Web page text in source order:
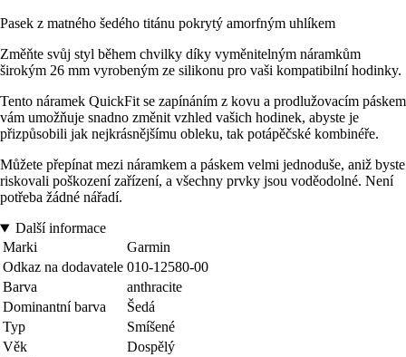
Pasek z matného šedého titánu pokrytý amorfným uhlíkem
Změňte svůj styl během chvilky díky vyměnitelným náramkům
širokým 26 mm vyrobeným ze silikonu pro vaši kompatibilní hodinky.
Tento náramek QuickFit se zapínáním z kovu a prodlužovacím páskem
vám umožňuje snadno změnit vzhled vašich hodinek, abyste je
přizpůsobili jak nejkrásnějšímu obleku, tak potápěčské kombinéře.
Můžete přepínat mezi náramkem a páskem velmi jednoduše, aniž byste
riskovali poškození zařízení, a všechny prvky jsou voděodolné. Není
potřeba žádné nářadí.
Další informace
Marki
Garmin
Odkaz na dodavatele 010-12580-00
Barva
anthracite
Dominantní barva
Šedá
Typ
Smíšené
Věk
Dospělý